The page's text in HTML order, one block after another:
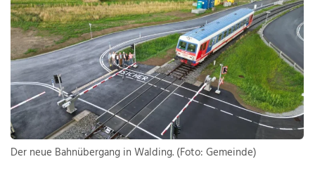
Der neue Bahnübergang in Walding. (Foto: Gemeinde)